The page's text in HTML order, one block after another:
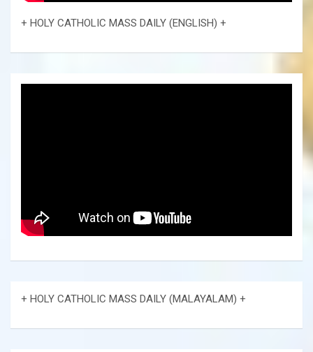
+ HOLY CATHOLIC MASS DAILY (ENGLISH) +
+ HOLY CATHOLIC MASS DAILY (MALAYALAM) +